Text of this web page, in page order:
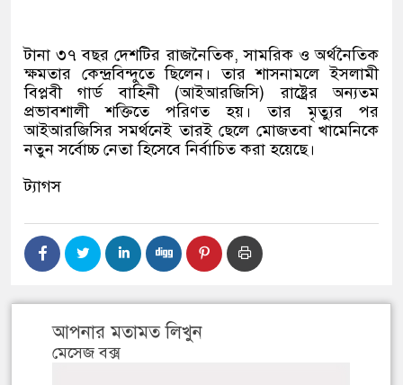
টানা ৩৭ বছর দেশটির রাজনৈতিক, সামরিক ও অর্থনৈতিক
ক্ষমতার কেন্দ্রবিন্দুতে ছিলেন। তার শাসনামলে ইসলামী
বিপ্লবী গার্ড বাহিনী (আইআরজিসি) রাষ্ট্রের অন্যতম
প্রভাবশালী শক্তিতে পরিণত হয়। তার মৃত্যুর পর
আইআরজিসির সমর্থনেই তারই ছেলে মোজতবা খামেনিকে
নতুন সর্বোচ্চ নেতা হিসেবে নির্বাচিত করা হয়েছে।
ট্যাগস
আপনার মতামত লিখুন
মেসেজ বক্স